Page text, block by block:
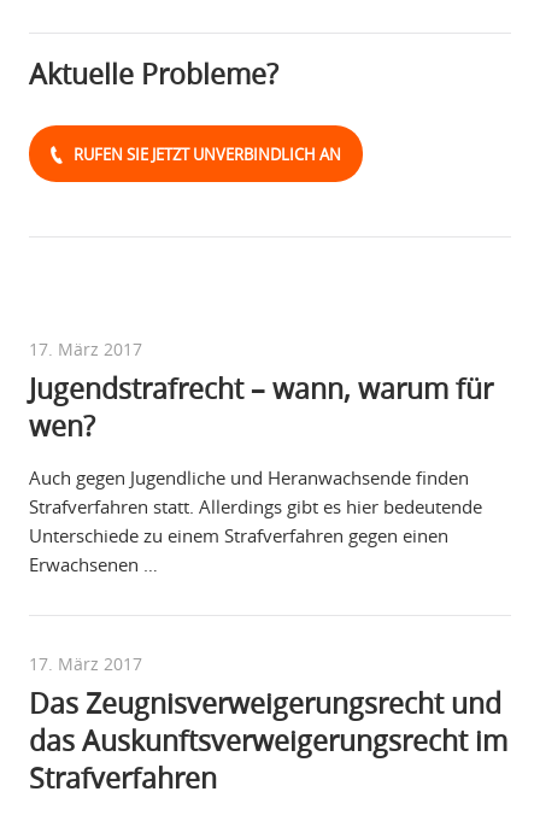
Aktuelle Probleme?
RUFEN SIE JETZT UNVERBINDLICH AN
17. März 2017
Jugendstrafrecht – wann, warum für
wen?
Auch gegen Jugendliche und Heranwachsende finden
Strafverfahren statt. Allerdings gibt es hier bedeutende
Unterschiede zu einem Strafverfahren gegen einen
Erwachsenen …
17. März 2017
Das Zeugnisverweigerungsrecht und
das Auskunftsverweigerungsrecht im
Strafverfahren